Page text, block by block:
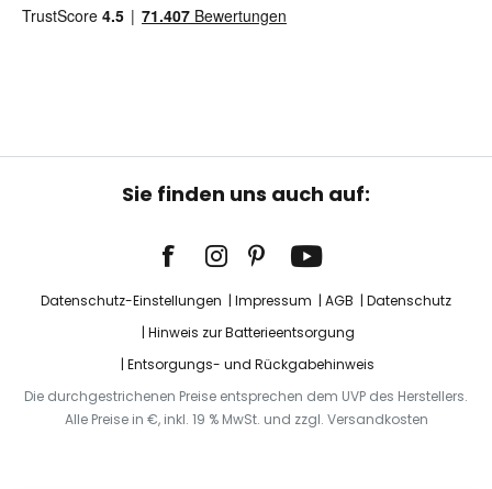
Sie finden uns auch auf:
Datenschutz-Einstellungen Impressum AGB
Datenschutz
Hinweis zur Batterieentsorgung
Entsorgungs- und Rückgabehinweis
Die durchgestrichenen Preise entsprechen dem UVP des Herstellers.
Alle Preise in €, inkl. 19 % MwSt. und zzgl. Versandkosten